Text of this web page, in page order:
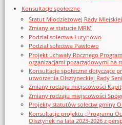
Konsultacje społeczne
Statut Młodzieżowej Rady Miejskiej
Zmiany w statucie MRM
Podział sołectwa Łutynowo
Podział sołectwa Pawłowo
Projekt uchwały Rocznego
organizacjami pozarządowymi na
Konsultacje społeczne dotyczące
utworzenia Olsztyneckiej Rady
Zmiany rodzaju miejscowości
Zmiany rodzaju miejscowości
Projekty statutów sołectw gminy
Konsultacje projektu „Programu
Olsztynek na lata 2023-2026 z